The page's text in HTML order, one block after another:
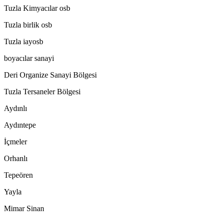
Tuzla Kimyacılar osb
Tuzla birlik osb
Tuzla iayosb
boyacılar sanayi
Deri Organize Sanayi Bölgesi
Tuzla Tersaneler Bölgesi
Aydınlı
Aydıntepe
İçmeler
Orhanlı
Tepeören
Yayla
Mimar Sinan